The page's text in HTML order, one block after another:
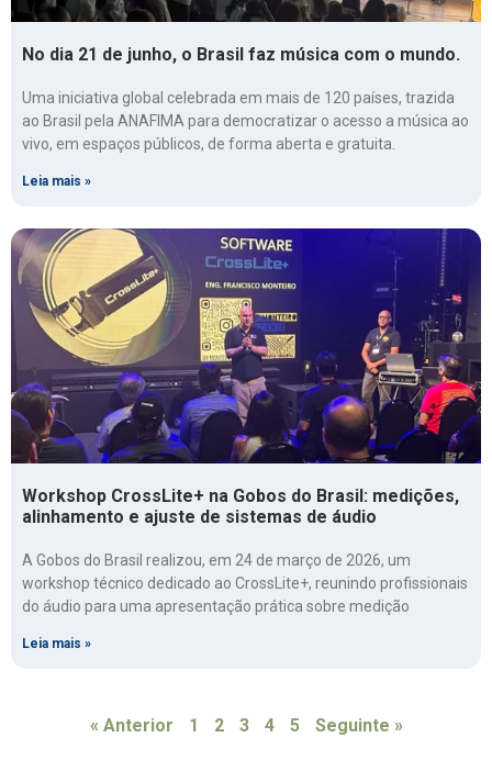
No dia 21 de junho, o Brasil faz música com o mundo.
Uma iniciativa global celebrada em mais de 120 países, trazida
ao Brasil pela ANAFIMA para democratizar o acesso a música ao
vivo, em espaços públicos, de forma aberta e gratuita.
Leia mais »
Workshop CrossLite+ na Gobos do Brasil: medições,
alinhamento e ajuste de sistemas de áudio
A Gobos do Brasil realizou, em 24 de março de 2026, um
workshop técnico dedicado ao CrossLite+, reunindo profissionais
do áudio para uma apresentação prática sobre medição
Leia mais »
« Anterior 1 2 3 4 5 Seguinte »